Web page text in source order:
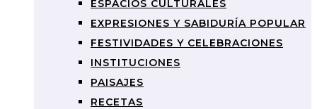
ESPACIOS CULTURALES
EXPRESIONES Y SABIDURÍA POPULAR
FESTIVIDADES Y CELEBRACIONES
INSTITUCIONES
PAISAJES
RECETAS